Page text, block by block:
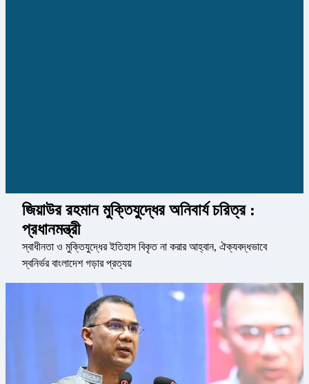
জিয়াউর রহমান মুক্তিযুদ্ধের অনিবার্য চরিত্র :
প্রধানমন্ত্রী
স্বাধীনতা ও মুক্তিযুদ্ধের ইতিহাস বিকৃত না করার আহ্বান, ঐক্যবদ্ধভাবে
স্বনির্ভর বাংলাদেশ গড়ার প্রত্যয়